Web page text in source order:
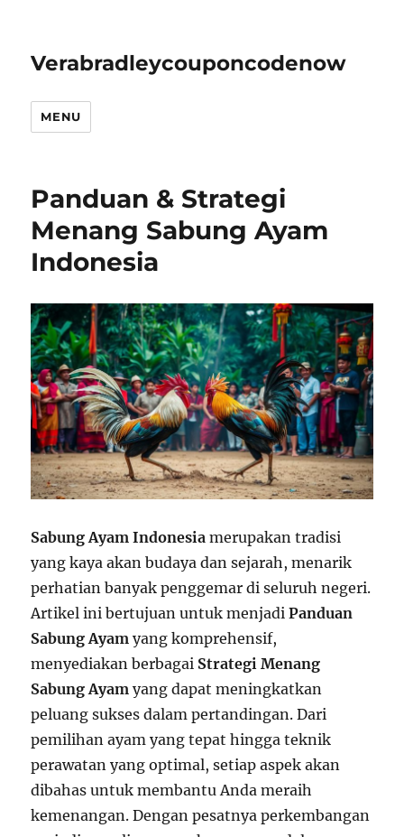
Verabradleycouponcodenow
MENU
Panduan & Strategi
Menang Sabung Ayam
Indonesia
Sabung Ayam Indonesia merupakan tradisi
yang kaya akan budaya dan sejarah, menarik
perhatian banyak penggemar di seluruh negeri.
Artikel ini bertujuan untuk menjadiPanduan
Sabung Ayam yang komprehensif,
menyediakan berbagai Strategi Menang
Sabung Ayam yang dapat meningkatkan
peluang sukses dalam pertandingan. Dari
pemilihan ayam yang tepat hingga teknik
perawatan yang optimal, setiap aspek akan
dibahas untuk membantu Anda meraih
kemenangan. Dengan pesatnya perkembangan